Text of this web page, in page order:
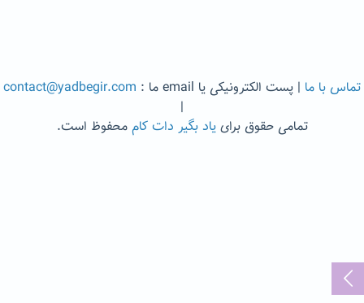
تماس با ما | پست الکترونیکی یا email ما :
contact@yadbegir.com
|
تمامی حقوق براییاد بگیر دات کام محفوظ است.